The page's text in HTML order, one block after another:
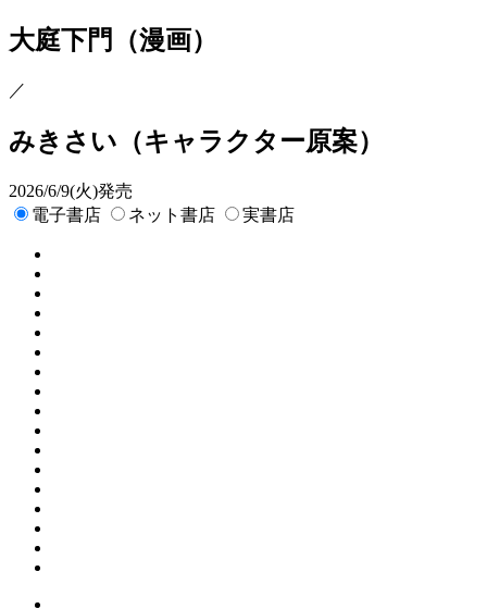
大庭下門 （漫画）
／
みきさい （キャラクター原案）
2026/6/9(火)発売
電子書店
ネット書店 実書店